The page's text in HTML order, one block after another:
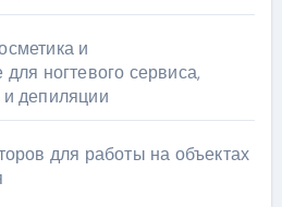
и
ногтевого сервиса,
депиляции
для работы на объектах